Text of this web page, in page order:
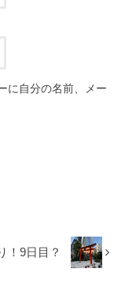
に自分の名前、メー
！9日目？